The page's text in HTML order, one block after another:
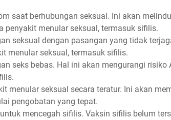
saat berhubungan seksual. Ini akan
penyakit menular seksual, termasuk sifilis.
seksual dengan pasangan yang tidak
menular seksual, termasuk sifilis.
seks bebas. Hal ini akan mengurangi risiko
menular seksual secara teratur. Ini akan
pengobatan yang tepat.
mencegah sifilis. Vaksin sifilis belum